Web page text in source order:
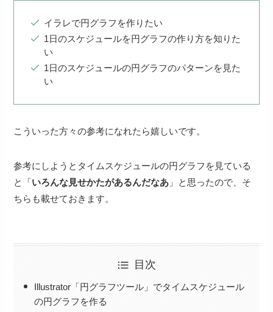
イラレで円グラフを作りたい
1日のスケジュールを円グラフの作り方を知りた
い
1日のスケジュールの円グラフのパターンを見た
い
こういった方々の参考になれたら嬉しいです。
参考にしようとタイムスケジュールの円グラフを見ている
と「いろんな見せかたがあるんだなあ 」と思ったので、そ
ちらも載せておきます。
目次
Illustrator「円グラフツール」でタイムスケジュール
の円グラフを作る